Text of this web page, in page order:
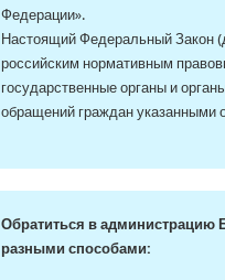
Федерации».
Настоящий Федеральный Закон
российским нормативным
государственные органы и
обращений граждан указанными
Обратиться в администрацию
разными способами: